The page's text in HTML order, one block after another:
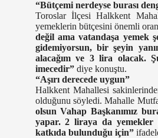
“Bütçemi nerdeyse burası
Toroslar İlçesi Halkkent
yemeklerin bütçesini önemli
değil ama vatandaşa yemek
gidemiyorsun, bir şeyin
alacağım ve 3 lira olacak.
imecedir” diye konuştu.
“Aşırı derecede uygun”
Halkkent Mahallesi
olduğunu söyledi. Mahalle
olsun Vahap Başkanımız
yapar. 2 liraya da yemekler
katkıda bulunduğu için”